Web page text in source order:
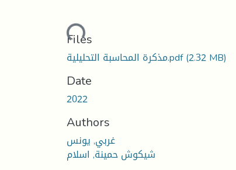
Loading...
Files
مذكرة المحاسبة التحليلية.pdf(2.32 MB)
Date
2022
Authors
غربي, يونس
شيكوش حمينة, اسلام